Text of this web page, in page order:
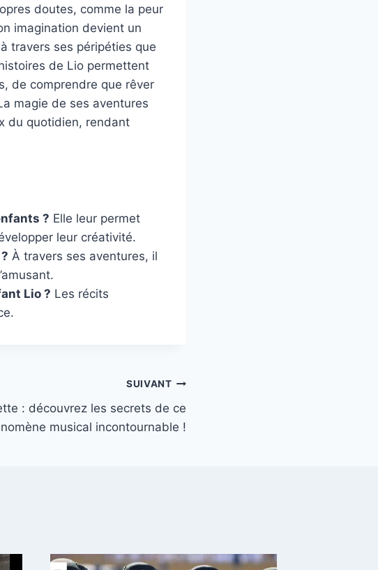
doutes, comme la peur
imagination devient un
travers ses péripéties que
de Lio permettent
de comprendre que rêver
magie de ses aventures
du quotidien, rendant
? Elle leur permet
leur créativité.
À travers ses aventures, il
Lio ? Les récits
SUIVANT
: découvrez les secrets de ce
musical incontournable !